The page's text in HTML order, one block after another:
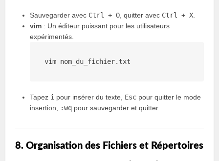
Sauvegarder avec Ctrl + O , quitter avec Ctrl + X
vim : Un éditeur puissant pour les utilisateurs
expérimentés.
vim nom_du_fichier.txt
Tapez i pour insérer du texte, Esc pour quitter le mode
insertion,
:wq pour sauvegarder et quitter.
8. Organisation des Fichiers et Répertoires